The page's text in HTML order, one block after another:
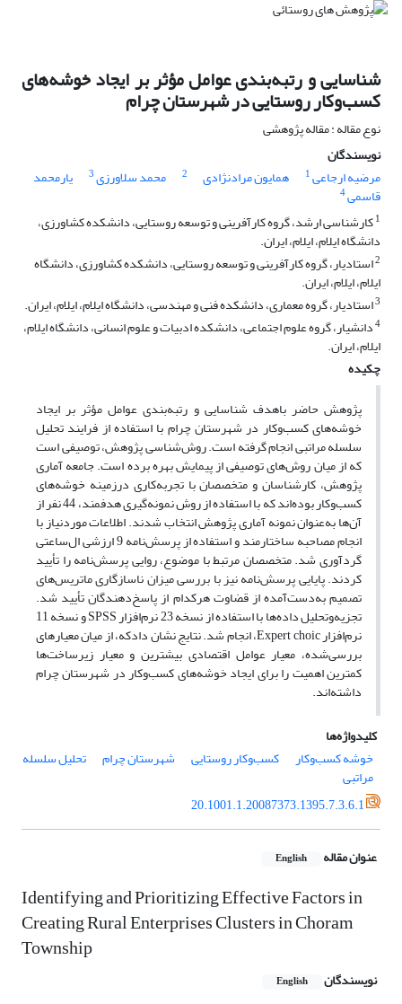
شناسایی و رتبه‌بندی عوامل مؤثر بر ایجاد خوشه‌های
کسب‌وکار روستایی در شهرستان چرام
نوع مقاله : مقاله پژوهشی
نویسندگان
مرضیه ارجاعی1 همایون مرادنژادی 2 محمد سلاورزی3 یارمحمد
قاسمی4
1کارشناسی ارشد، گروه کارآفرینی و توسعه روستایی، دانشکده کشاورزی،
دانشگاه ایلام، ایلام، ایران.
2استادیار، گروه کارآفرینی و توسعه روستایی، دانشکده کشاورزی، دانشگاه
ایلام، ایلام، ایران.
3استادیار، گروه معماری، دانشکده فنی و مهندسی، دانشگاه ایلام، ایلام، ایران.
4دانشیار، گروه علوم اجتماعی، دانشکده ادبیات و علوم انسانی، دانشگاه ایلام،
ایلام، ایران.
چکیده
پژوهش حاضر باهدف شناسایی و رتبه‌بندی عوامل مؤثر بر ایجاد
خوشه‌های ‌کسب‌وکار در شهرستان چرام با استفاده از فرایند تحلیل
سلسله مراتبی انجام گرفته است. روش‌شناسی پژوهش، توصیفی است
که از میان روش‌های توصیفی از پیمایش بهره برده است. جامعه آماری
پژوهش، کارشناسان و متخصصان با تجربه‌کاری درزمینه‌ خوشه‌های
کسب‌وکار بوده‌اند که با استفاده از روش نمونه‌گیری هدفمند، 44 نفر از
آن‌ها به‌عنوان نمونه آماری پژوهش انتخاب شدند. اطلاعات موردنیاز با
انجام مصاحبه ساختارمند و استفاده از پرسش‌نامه 9 ارزشی ال‌ساعتی
گردآوری شد. متخصصان مرتبط با موضوع، روایی پرسش‌نامه را تأیید
کردند. پایایی پرسش‌نامه نیز با بررسی میزان ناسازگاری ماتریس‌های
تصمیم به‌دست‌آمده از قضاوت هرکدام از پاسخ‌دهندگان تأیید شد.
تجزیه‌و‌تحلیل داده‌ها با استفاده از نسخه 23 نرم‌افزار SPSS و نسخه 11
نرم‌افزار Expert choic، انجام شد. نتایج نشان دادکه، از میان معیارهای
بررسی‌شده، معیار عوامل اقتصادی بیشترین و معیار زیرساخت‌ها
کمترین اهمیت را برای ایجاد خوشه‌های ‌کسب‌وکار در شهرستان چرام
داشته‌اند.
کلیدواژه‌ها
خوشه ‌کسب‌وکار
‌کسب‌وکار روستایی شهرستان چرام تحلیل سلسله
مراتبی
20.1001.1.20087373.1395.7.3.6.1
عنوان مقاله English
Identifying and Prioritizing Effective Factors in
Creating Rural Enterprises Clusters in Choram
Township
نویسندگان English